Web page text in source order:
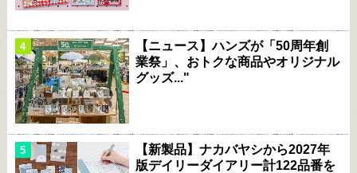
【ニュース】ハンズが「50周年創
業祭」、おトクな商品やオリジナル
グッズ..."
【新製品】ナカバヤシから2027年
版デイリーダイアリー計122品番を